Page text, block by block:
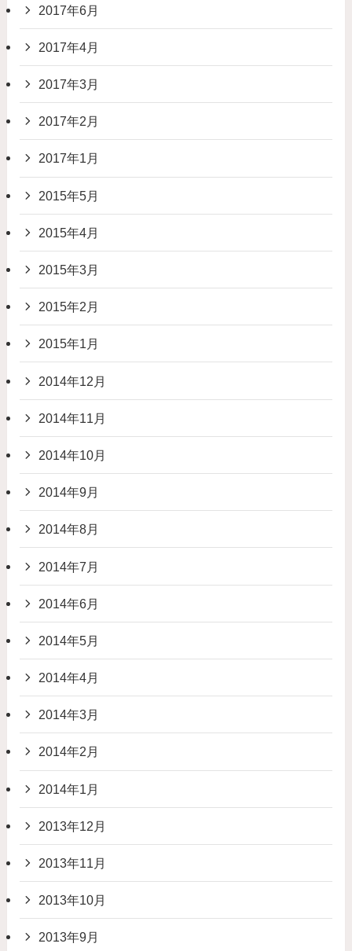
2017年6月
2017年4月
2017年3月
2017年2月
2017年1月
2015年5月
2015年4月
2015年3月
2015年2月
2015年1月
2014年12月
2014年11月
2014年10月
2014年9月
2014年8月
2014年7月
2014年6月
2014年5月
2014年4月
2014年3月
2014年2月
2014年1月
2013年12月
2013年11月
2013年10月
2013年9月